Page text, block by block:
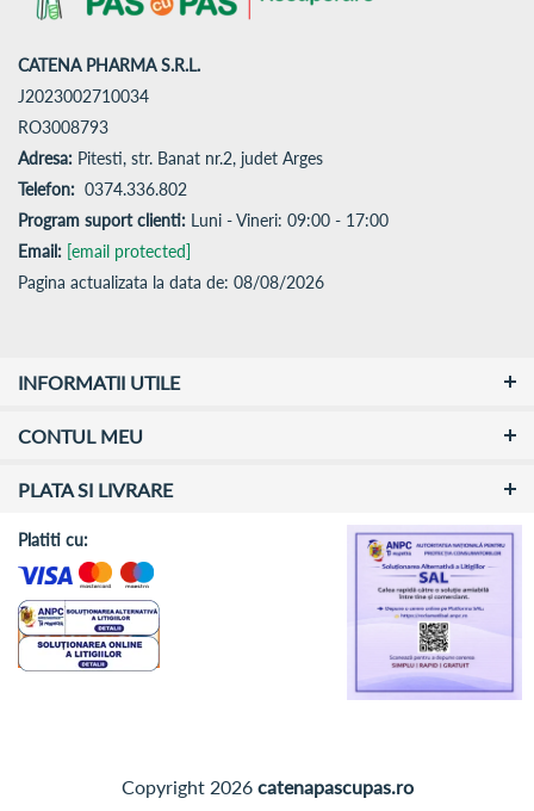
CATENA PHARMA S.R.L.
J2023002710034
RO3008793
Adresa: Pitesti, str. Banat nr.2, judet Arges
Telefon: 0374.336.802
Program suport clienti: Luni - Vineri: 09:00 - 17:00
Email: [email protected]
Pagina actualizata la data de: 08/08/2026
INFORMATII UTILE
CONTUL MEU
PLATA SI LIVRARE
Copyright 2026 catenapascupas.ro
Platiti cu: